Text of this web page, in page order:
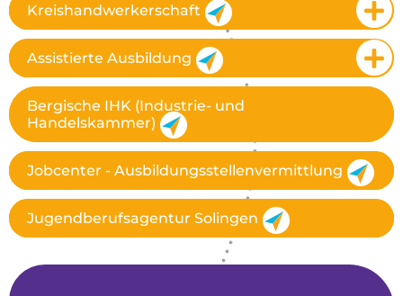
Kreishandwerkerschaft
Assistierte Ausbildung
Bergische IHK (Industrie- und
Handelskammer)
Jobcenter - Ausbildungsstellenvermittlung
Jugendberufsagentur Solingen